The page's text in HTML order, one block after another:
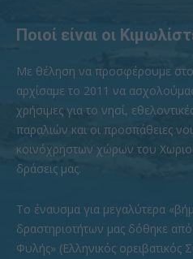
Ποιοί είναι οι
Με θέληση να προσφέρουμε
αρχίσαμε το 2011 να
χρήσιμες για το νησί,
παραλιών και οι προσπάθειες
κοινόχρηστων χώρων του
δράσεις μας.
To έναυσμα για μεγαλύτερα
δραστηριοτήτων μας δόθηκε
Φυλής» (Ελληνικός